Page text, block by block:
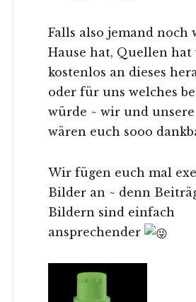
Falls also jemand noch
Hause hat, Quellen hat
kostenlos an dieses
oder für uns welches
würde ~ wir und unsere
wären euch sooo
Wir fügen euch mal
Bilder an ~ denn
Bildern sind einfach
ansprechender